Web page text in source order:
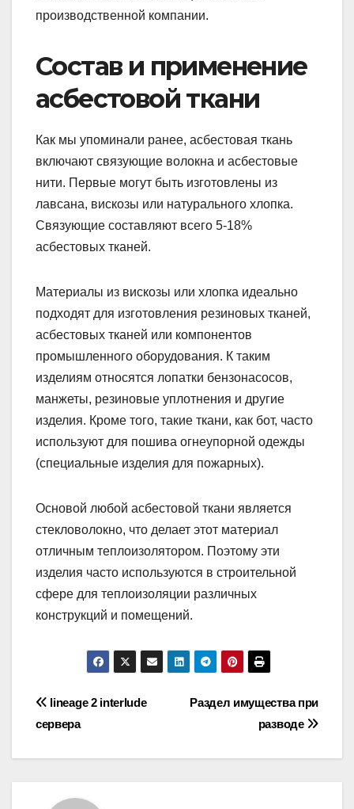
производственной компании.
Состав и применение
асбестовой ткани
Как мы упоминали ранее, асбестовая ткань
включают связующие волокна и асбестовые
нити. Первые могут быть изготовлены из
лавсана, вискозы или натурального хлопка.
Связующие составляют всего 5-18%
асбестовых тканей.
Материалы из вискозы или хлопка идеально
подходят для изготовления резиновых тканей,
асбестовых тканей или компонентов
промышленного оборудования. К таким
изделиям относятся лопатки бензонасосов,
манжеты, резиновые уплотнения и другие
изделия. Кроме того, такие ткани, как бот, часто
используют для пошива огнеупорной одежды
(специальные изделия для пожарных).
Основой любой асбестовой ткани является
стекловолокно, что делает этот материал
отличным теплоизолятором. Поэтому эти
изделия часто используются в строительной
сфере для теплоизоляции различных
конструкций и помещений.
Навигация
по
Раздел имущества при
разводе
lineage 2 interlude
сервера